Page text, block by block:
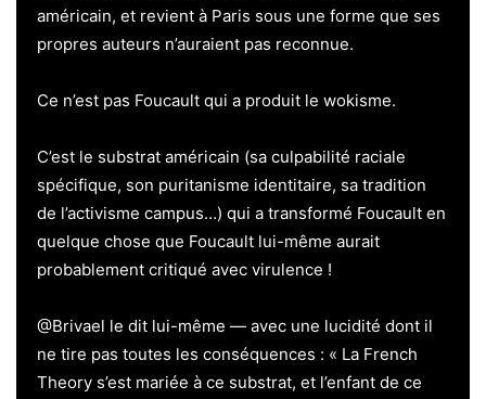
américain, et revient à Paris sous une forme que ses
propres auteurs n’auraient pas reconnue.
Ce n’est pas Foucault qui a produit le wokisme.
C’est le substrat américain (sa culpabilité raciale
spécifique, son puritanisme identitaire, sa tradition
de l’activisme campus…) qui a transformé Foucault en
quelque chose que Foucault lui-même aurait
probablement critiqué avec virulence !
@Brivael le dit lui-même — avec une lucidité dont il
ne tire pas toutes les conséquences : « La French
Theory s’est mariée à ce substrat, et l’enfant de ce